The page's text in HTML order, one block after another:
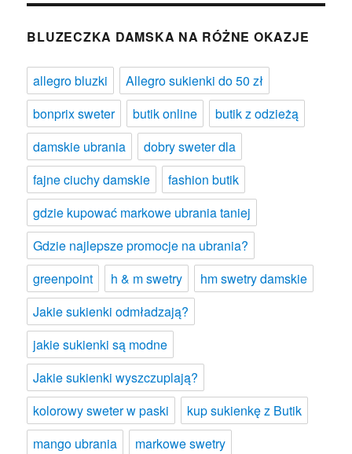
BLUZECZKA DAMSKA NA RÓŻNE OKAZJE
allegro bluzki
Allegro sukienki do 50 zł
bonprix sweter
butik online
butik z odzieżą
damskie ubrania
dobry sweter dla
fajne ciuchy damskie
fashion butik
gdzie kupować markowe ubrania taniej
Gdzie najlepsze promocje na ubrania?
greenpoint
h & m swetry
hm swetry damskie
Jakie sukienki odmładzają?
jakie sukienki są modne
Jakie sukienki wyszczuplają?
kolorowy sweter w paski
kup sukienkę z Butik
mango ubrania
markowe swetry